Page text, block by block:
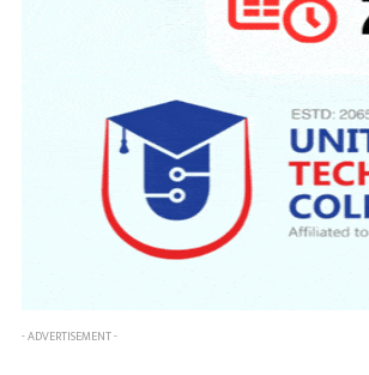
- ADVERTISEMENT -